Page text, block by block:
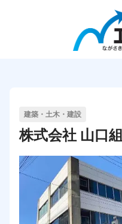
求人検索
企業の方向け
建築・土木・建設
株式会社 山口組